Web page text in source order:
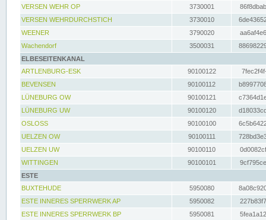
VERSEN WEHR OP
3730001
VERSEN WEHRDURCHSTICH
3730010
WEENER
3790020
Wachendorf
3500031
ELBESEITENKANAL
ARTLENBURG-ESK
90100122
BEVENSEN
90100112
LÜNEBURG OW
90100121
LÜNEBURG UW
90100120
OSLOSS
90100100
UELZEN OW
90100111
UELZEN UW
90100110
WITTINGEN
90100101
ESTE
BUXTEHUDE
5950080
ESTE INNERES SPERRWERK AP
5950082
ESTE INNERES SPERRWERK BP
5950081